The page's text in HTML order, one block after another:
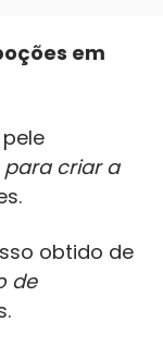
em
para criar a
obtido de
de